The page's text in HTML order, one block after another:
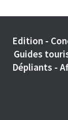
Edition -
Guides
Dépliants -